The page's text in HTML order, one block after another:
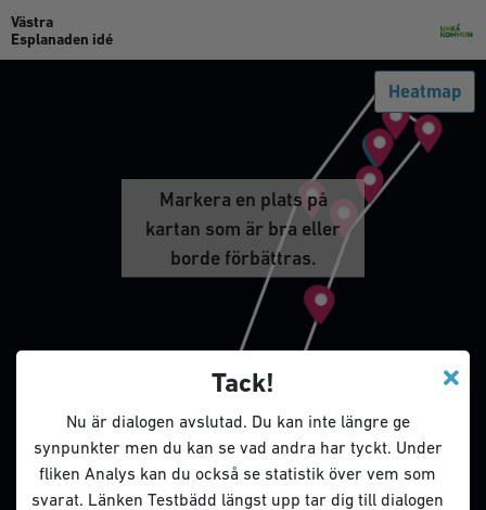
Västra
Esplanaden idé
Markera en plats på
kartan som är bra eller
borde förbättras.
Tack!
Nu är dialogen avslutad. Du kan inte längre ge
synpunkter men du kan se vad andra har tyckt. Under
fliken Analys kan du också se statistik över vem som
svarat. Länken Testbädd längst upp tar dig till dialogen
Heatmap